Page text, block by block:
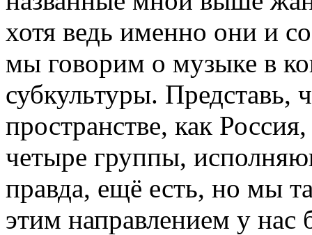
хотя ведь именно они и
мы говорим о музыке в
субкультуры. Представь,
пространстве, как
четыре группы,
правда, ещё есть, но мы
этим направлением у нас